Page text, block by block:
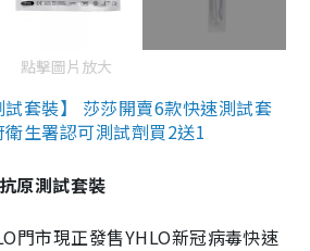
點擊圖片放大
套裝】 莎莎開賣6款快速測試套
生署認可測試劑買2送1
原測試套裝
門市現正發售YHLO新冠病毒快速